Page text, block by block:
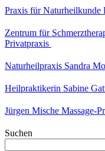
Praxis für Naturheilkunde
Zentrum für
Privatpraxis
Naturheilpraxis Sandra
Heilpraktikerin Sabine
Jürgen Mische Massage-
Suchen